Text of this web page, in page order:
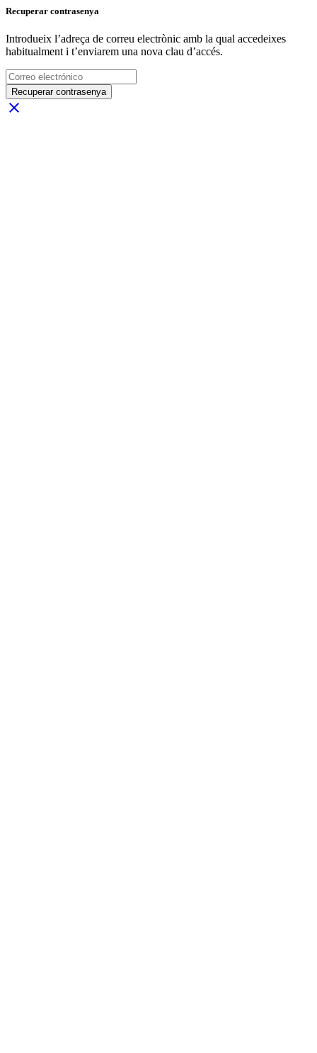
Recuperar contrasenya
Introdueix l’adreça de correu electrònic amb la qual accedeixes
habitualment i t’enviarem una nova clau d’accés.
Recuperar contrasenya
close